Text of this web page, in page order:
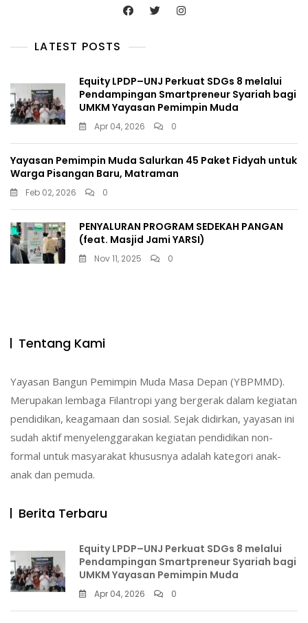
LATEST POSTS
Equity LPDP–UNJ Perkuat SDGs 8 melalui
Pendampingan Smartpreneur Syariah bagi
UMKM Yayasan Pemimpin Muda
Apr 04, 2026 0
Yayasan Pemimpin Muda Salurkan 45 Paket Fidyah untuk
Warga Pisangan Baru, Matraman
Feb 02, 2026 0
PENYALURAN PROGRAM SEDEKAH PANGAN
(feat. Masjid Jami YARSI)
Nov 11, 2025 0
Tentang Kami
Yayasan Bangun Pemimpin Muda Masa Depan (YBPMMD).
Merupakan lembaga Filantropi yang bergerak dalam kegiatan
pendidikan, keagamaan dan sosial. Sejak didirkan, yayasan ini
sudah aktif menyelenggarakan kegiatan pendidikan non-
formal untuk masyarakat khususnya adalah kategori anak-
anak dan pemuda.
Berita Terbaru
Equity LPDP–UNJ Perkuat SDGs 8 melalui
Pendampingan Smartpreneur Syariah bagi
UMKM Yayasan Pemimpin Muda
Apr 04, 2026 0